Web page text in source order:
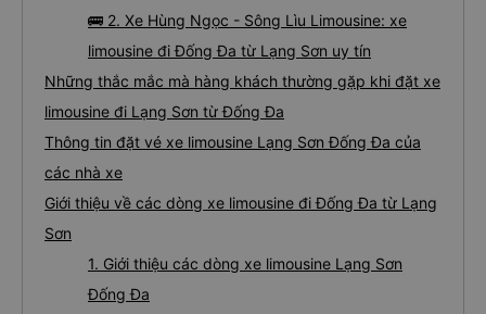
🚌 2. Xe Hùng Ngọc - Sông Lìu Limousine: xe
limousine đi Đống Đa từ Lạng Sơn uy tín
Những thắc mắc mà hàng khách thường gặp khi đặt xe
limousine đi Lạng Sơn từ Đống Đa
Thông tin đặt vé xe limousine Lạng Sơn Đống Đa của
các nhà xe
Giới thiệu về các dòng xe limousine đi Đống Đa từ Lạng
Sơn
1. Giới thiệu các dòng xe limousine Lạng Sơn
Đống Đa